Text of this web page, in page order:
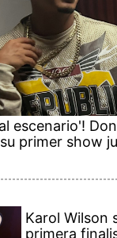
escenario'!
primer show
Karol Wilson
primera